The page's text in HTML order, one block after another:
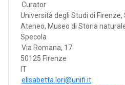
Curator
Università degli Studi di
Ateneo, Museo di Storia
Specola
Via Romana, 17
50125 Firenze
IT
elisabetta.lori@unifi.it